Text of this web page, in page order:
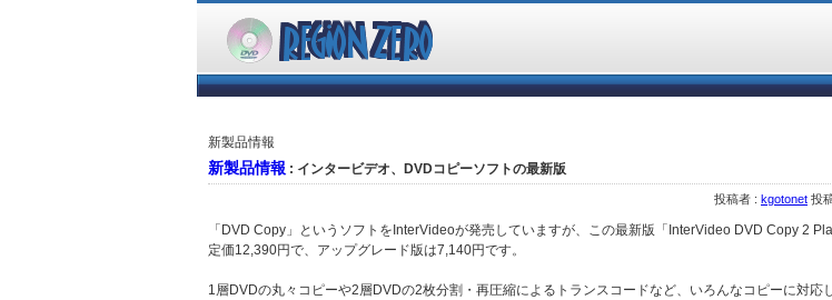
新製品情報
新製品情報 : インタービデオ、DVDコピーソフトの最新版
投稿者 : kgotonet 投
「DVD Copy」というソフトをInterVideoが発売していますが、この最新版「InterVideo DVD Copy 2
定価12,390円で、アップグレード版は7,140円です。
1層DVDの丸々コピーや2層DVDの2枚分割・再圧縮によるトランスコードなど、いろんなコピーに対応